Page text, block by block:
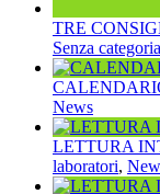
TRE
Senza categoria
News
LETTURA
laboratori,